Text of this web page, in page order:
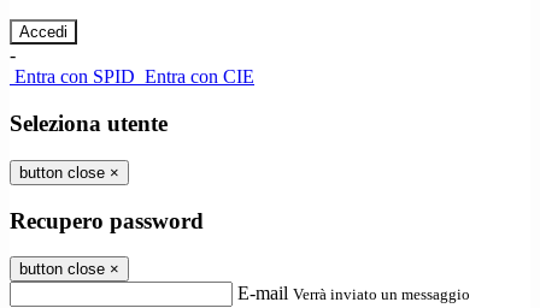
-
Entra con SPID Entra con CIE
Seleziona utente
button close ×
Recupero password
button close ×
E-mail Verrà inviato un messaggio